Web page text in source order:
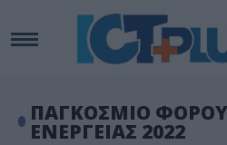
ΠΑΓΚΟΣΜΙΟ
ΕΝΕΡΓΕΙΑΣ 2022